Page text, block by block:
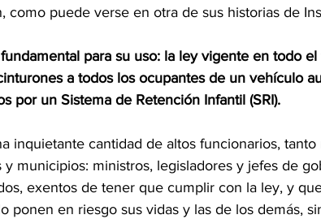
como puede verse en otra de sus historias de
para su uso: la ley vigente en todo
a todos los ocupantes de un vehículo
por un Sistema de Retención Infantil (SRI).
inquietante cantidad de altos funcionarios,
municipios: ministros, legisladores y jefes de
exentos de tener que cumplir con la ley, y
ponen en riesgo sus vidas y las de los demás,